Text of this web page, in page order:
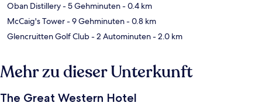
Oban Distillery- 5 Gehminuten- 0.4 km
McCaig's Tower- 9 Gehminuten- 0.8 km
Glencruitten Golf Club- 2 Autominuten- 2.0 km
Mehr zu dieser Unterkunft
The Great Western Hotel